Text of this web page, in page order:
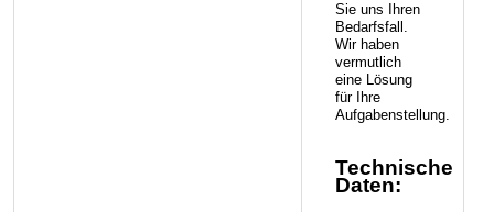
Sie uns Ihren
Bedarfsfall.
Wir haben
vermutlich
eine Lösung
für Ihre
Aufgabenstellung.
Technische
Daten: